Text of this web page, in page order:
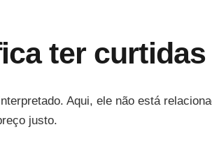
ter
Aqui, ele não está
justo.